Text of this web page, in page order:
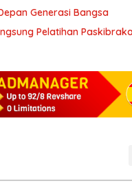
Generasi Bangsa
Pelatihan